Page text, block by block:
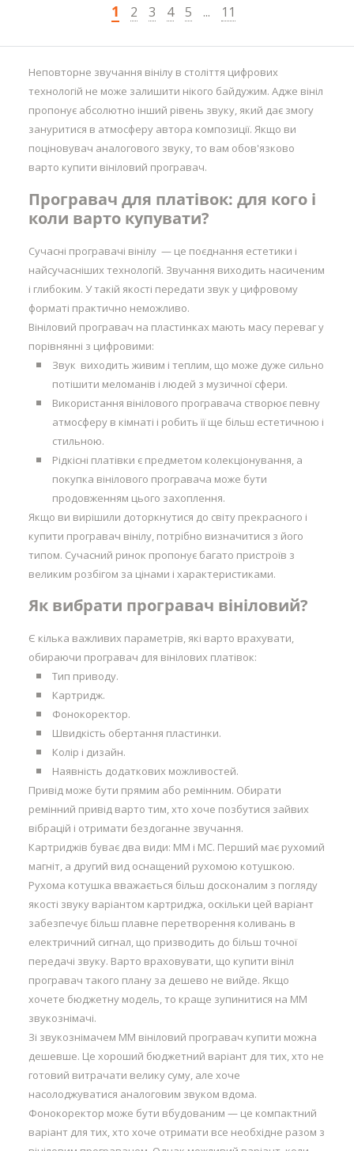
1 2 3 4 5 ... 11
Неповторне звучання вінілу в століття цифрових
технологій не може залишити нікого байдужим. Адже вініл
пропонує абсолютно інший рівень звуку, який дає змогу
зануритися в атмосферу автора композиції. Якщо ви
поціновувач аналогового звуку, то вам обов'язково
варто купити вініловий програвач.
Програвач для платівок: для кого і
коли варто купувати?
Сучасні програвачі вінілу — це поєднання естетики і
найсучасніших технологій. Звучання виходить насиченим
і глибоким. У такій якості передати звук у цифровому
форматі практично неможливо.
Вініловий програвач на пластинках мають масу переваг у
порівнянні з цифровими:
Звук виходить живим і теплим, що може дуже сильно
потішити меломанів і людей з музичної сфери.
Використання вінілового програвача створює певну
атмосферу в кімнаті і робить її ще більш естетичною і
стильною.
Рідкісні платівки є предметом колекціонування, а
покупка вінілового програвача може бути
продовженням цього захоплення.
Якщо ви вирішили доторкнутися до світу прекрасного і
купити програвач вінілу, потрібно визначитися з його
типом. Сучасний ринок пропонує багато пристроїв з
великим розбігом за цінами і характеристиками.
Як вибрати програвач вініловий?
Є кілька важливих параметрів, які варто врахувати,
обираючи програвач для вінілових платівок:
Тип приводу.
Картридж.
Фонокоректор.
Швидкість обертання пластинки.
Колір і дизайн.
Наявність додаткових можливостей.
Привід може бути прямим або ремінним. Обирати
ремінний привід варто тим, хто хоче позбутися зайвих
вібрацій і отримати бездоганне звучання.
Картриджів буває два види: MM і MC. Перший має рухомий
магніт, а другий вид оснащений рухомою котушкою.
Рухома котушка вважається більш досконалим з погляду
якості звуку варіантом картриджа, оскільки цей варіант
забезпечує більш плавне перетворення коливань в
електричний сигнал, що призводить до більш точної
передачі звуку. Варто враховувати, що купити вініл
програвач такого плану за дешево не вийде. Якщо
хочете бюджетну модель, то краще зупинитися на MM
звукознімачі.
Зі звукознімачем MM вініловий програвач купити можна
дешевше. Це хороший бюджетний варіант для тих, хто не
готовий витрачати велику суму, але хоче
насолоджуватися аналоговим звуком вдома.
Фонокоректор може бути вбудованим — це компактний
варіант для тих, хто хоче отримати все необхідне разом з